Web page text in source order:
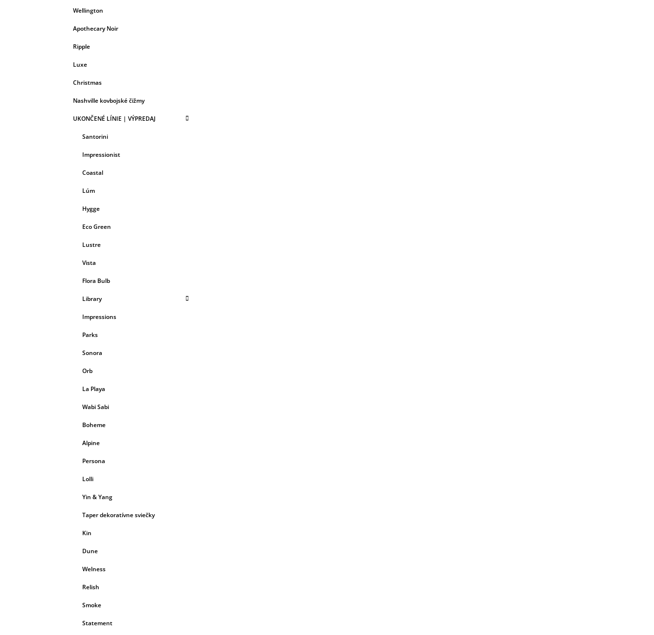
Wellington
Apothecary Noir
Ripple
Luxe
Christmas
Nashville kovbojské čižmy
UKONČENÉ LÍNIE | VÝPREDAJ
Santorini
Impressionist
Coastal
Lúm
Hygge
Eco Green
Lustre
Vista
Flora Bulb
Library
Impressions
Parks
Sonora
Orb
La Playa
Wabi Sabi
Boheme
Alpine
Persona
Lolli
Yin & Yang
Taper dekoratívne sviečky
Kin
Dune
Welness
Relish
Smoke
Statement